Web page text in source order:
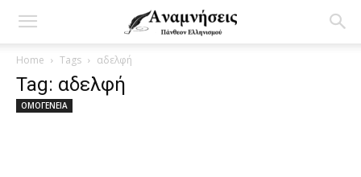
Home Tags αδελφή
Tag: αδελφή
ΟΜΟΓΕΝΕΙΑ